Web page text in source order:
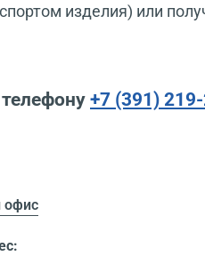
изделия) или
+7 (391)